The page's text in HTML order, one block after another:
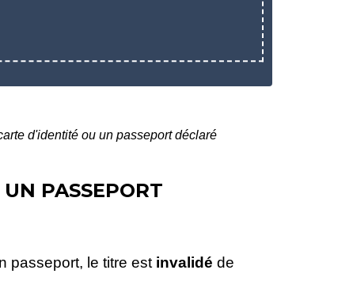
d'identité ou un passeport déclaré
PASSEPORT
passeport, le titre est invalidé de